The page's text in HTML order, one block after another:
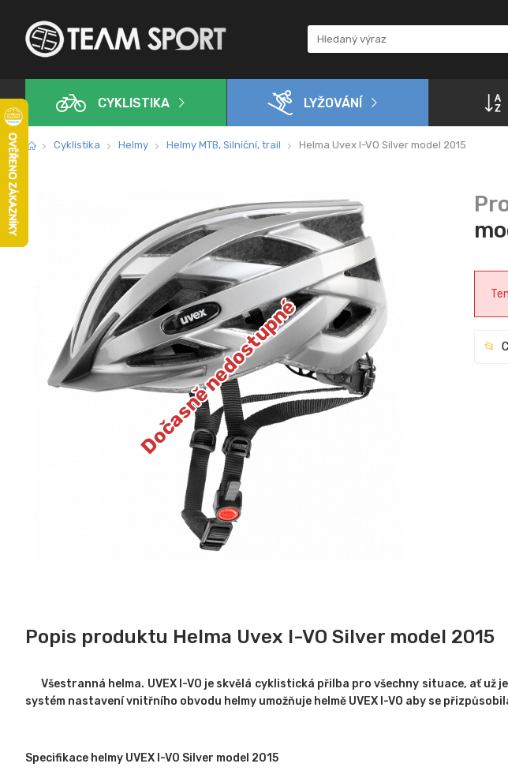
CYKLISTIKA LYŽOVÁNÍ
Cyklistika Helmy Helmy MTB, Silniční, trail Helma Uvex I-VO Silver model 2015
Dočasně nedostupné
Popis produktu Helma Uvex I-VO Silver model 2015
Všestranná helma. UVEX I-VO je skvělá cyklistická přilba pro všechny situace, ať
systém nastavení vnitřního obvodu helmy umožňuje helmě UVEX I-VO aby se
Specifikace helmy UVEX I-VO Silver model 2015